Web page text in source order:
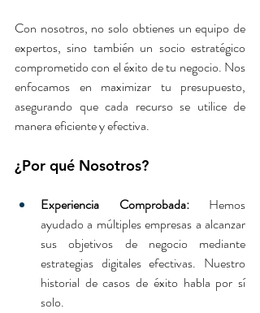
Con nosotros, no solo obtienes un equipo de
expertos, sino también un socio estratégico
comprometido con el éxito de tu negocio. Nos
enfocamos en maximizar tu presupuesto,
asegurando que cada recurso se utilice de
manera eficiente y efectiva.
¿Por qué Nosotros?
Experiencia Comprobada: Hemos
ayudado a múltiples empresas a alcanzar
sus objetivos de negocio mediante
estrategias digitales efectivas. Nuestro
historial de casos de éxito habla por sí
solo.